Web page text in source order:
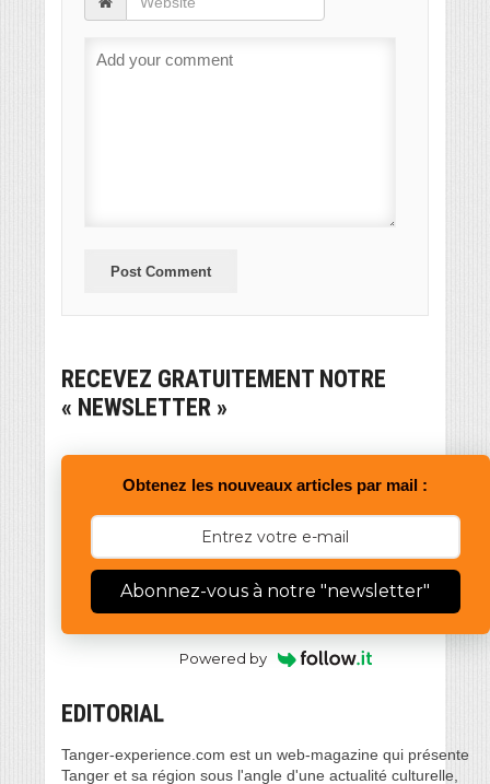
RECEVEZ GRATUITEMENT NOTRE
« NEWSLETTER »
Obtenez les nouveaux articles par mail :
Abonnez-vous à notre "newsletter"
Powered by
EDITORIAL
Tanger-experience.com est un web-magazine qui présente
Tanger et sa région sous l'angle d'une actualité culturelle,